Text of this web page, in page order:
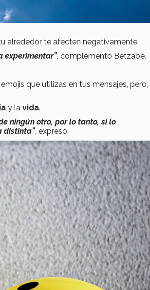
alrededor te afecten negativamente.
experimentar”, complementó Betzabé.
que utilizas en tus mensajes, pero,
y la vida.
ningún otro, por lo tanto, si lo
distinta”, expresó.